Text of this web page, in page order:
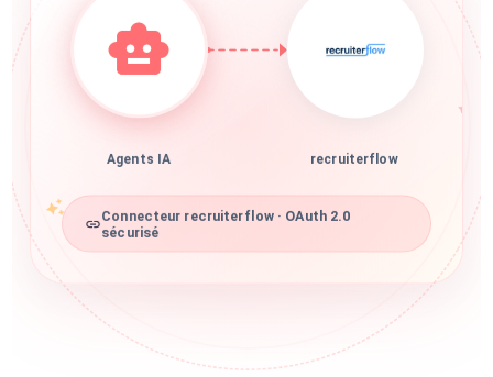
Agents IA recruiterflow
Connecteur recruiterflow · OAuth 2.0
sécurisé